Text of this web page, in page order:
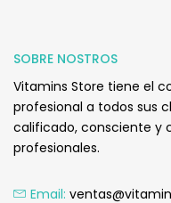
SOBRE NOSTROS
Vitamins Store tiene el
profesional a todos sus
calificado, consciente y
profesionales.
Email: